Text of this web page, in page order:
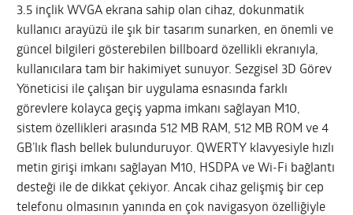
3.5 inçlik WVGA ekrana sahip olan cihaz, dokunmatik
kullanıcı arayüzü ile şık bir tasarım sunarken, en önemli ve
güncel bilgileri gösterebilen billboard özellikli ekranıyla,
kullanıcılara tam bir hakimiyet sunuyor. Sezgisel 3D Görev
Yöneticisi ile çalışan bir uygulama esnasında farklı
görevlere kolayca geçiş yapma imkanı sağlayan M10,
sistem özellikleri arasında 512 MB RAM, 512 MB ROM ve 4
GB’lık flash bellek bulunduruyor. QWERTY klavyesiyle hızlı
metin girişi imkanı sağlayan M10, HSDPA ve Wi-Fi bağlantı
desteği ile de dikkat çekiyor. Ancak cihaz gelişmiş bir cep
telefonu olmasının yanında en çok navigasyon özelliğiyle